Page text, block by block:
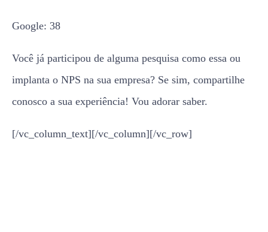
Google: 38
Você já participou de alguma pesquisa como essa ou
implanta o NPS na sua empresa? Se sim, compartilhe
conosco a sua experiência! Vou adorar saber.
[/vc_column_text][/vc_column][/vc_row]